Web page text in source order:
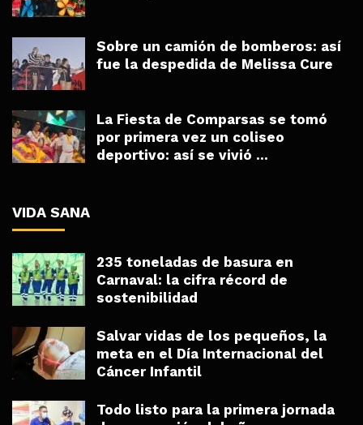
Sobre un camión de bomberos: así
fue la despedida de Melissa Cure
La Fiesta de Comparsas se tomó
por primera vez un coliseo
deportivo: así se vivió ...
VIDA SANA
235 toneladas de basura en
Carnaval: la cifra récord de
sostenibilidad
Salvar vidas de los pequeños, la
meta en el Día Internacional del
Cáncer Infantil
Todo listo para la primera jornada